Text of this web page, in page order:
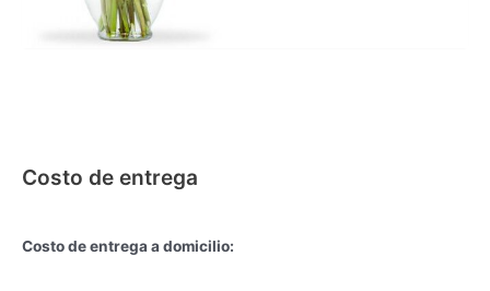
Costo de entrega
Costo de entrega a domicilio: